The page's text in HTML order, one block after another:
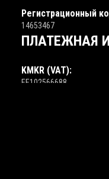
Забронировать
Регистрационный
14653467
ПЛАТЕЖНАЯ
KMKR (VAT):
EE102566688